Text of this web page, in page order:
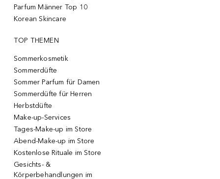
Parfum Männer Top 10
Korean Skincare
TOP THEMEN
Sommerkosmetik
Sommerdüfte
Sommer Parfum für Damen
Sommerdüfte für Herren
Herbstdüfte
Make-up-Services
Tages-Make-up im Store
Abend-Make-up im Store
Kostenlose Rituale im Store
Gesichts- &
Körperbehandlungen im